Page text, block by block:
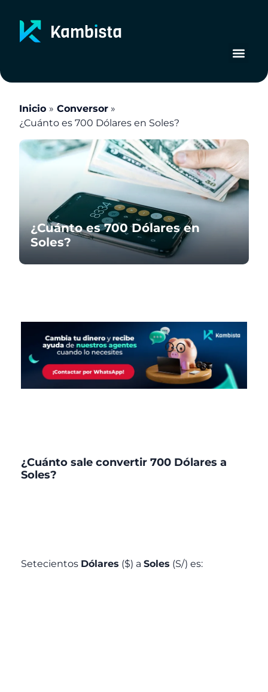
contenido
Inicio
Conversor
¿Cuánto es 700 Dólares en Soles?
¿Cuánto es 700 Dólares en
Soles?
¿Cuánto sale convertir 700 Dólares a
Soles?
Setecientos Dólares ($) a Soles (S/) es: